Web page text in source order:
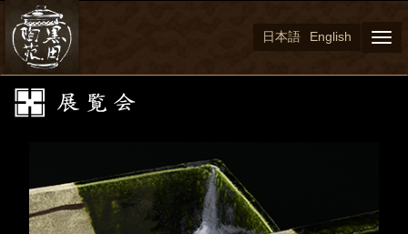
日本語 English